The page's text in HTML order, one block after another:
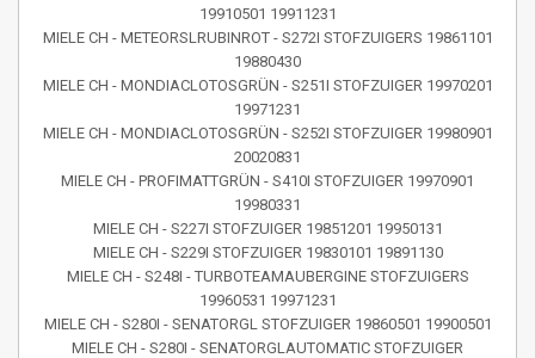
19910501 19911231
MIELE CH - METEORSLRUBINROT - S272I STOFZUIGERS 19861101
19880430
MIELE CH - MONDIACLOTOSGRÜN - S251I STOFZUIGER 19970201
19971231
MIELE CH - MONDIACLOTOSGRÜN - S252I STOFZUIGER 19980901
20020831
MIELE CH - PROFIMATTGRÜN - S410I STOFZUIGER 19970901
19980331
MIELE CH - S227I STOFZUIGER 19851201 19950131
MIELE CH - S229I STOFZUIGER 19830101 19891130
MIELE CH - S248I - TURBOTEAMAUBERGINE STOFZUIGERS
19960531 19971231
MIELE CH - S280I - SENATORGL STOFZUIGER 19860501 19900501
MIELE CH - S280I - SENATORGLAUTOMATIC STOFZUIGER